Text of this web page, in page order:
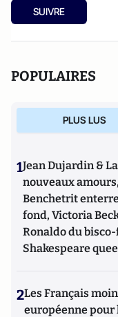
SUIVRE
POPULAIRES
PLUS LUS
1Jean Dujardin &
nouveaux
Benchetrit
fond, Victoria
Ronaldo du
Shakespeare
2Les Français
européenne pour